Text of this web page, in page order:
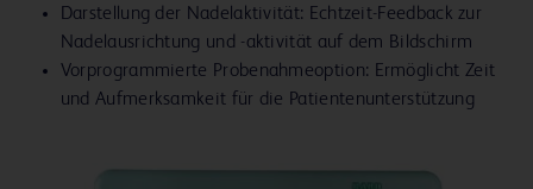
Darstellung der Nadelaktivität: Echtzeit-Feedback zur
Nadelausrichtung und -aktivität auf dem Bildschirm
Vorprogrammierte Probenahmeoption: Ermöglicht Zeit
und Aufmerksamkeit für die Patientenunterstützung